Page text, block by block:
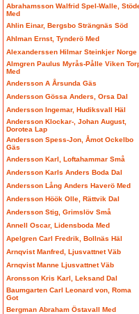
Abrahamsson Walfrid Spel-Walle,
Med
Ahlin Einar, Bergsbo Strängnäs Söd
Ahlman Ernst, Tynderö Med
Alexanderssen Hilmar Steinkjer Norge
Almgren Paulus Myrås-Pålle Viken
Med
Andersson A Årsunda Gäs
Andersson Gössa Anders, Orsa Dal
Andersson Ingemar, Hudiksvall Häl
Andersson Klockar-, Johan August,
Dorotea Lap
Andersson Spess-Jon, Åmot Ockelbo
Gäs
Andersson Karl, Loftahammar Små
Andersson Karls Anders Boda Dal
Andersson Lång Anders Haverö Med
Andersson Höök Olle, Rättvik Dal
Andersson Stig, Grimslöv Små
Annell Oscar, Lidensboda Med
Apelgren Carl Fredrik, Bollnäs Häl
Arnqvist Manfred, Ljusvattnet Väb
Arnqvist Manne Ljusvattnet Väb
Aronsson Kris Karl, Leksand Dal
Baumgarten Carl Leonard von, Roma
Got
Bergman Abraham Östavall Med